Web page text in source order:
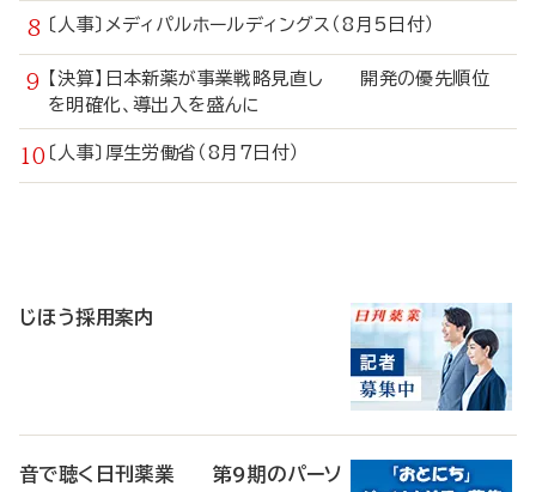
〔人事〕メディパルホールディングス（8月5日付）
【決算】日本新薬が事業戦略見直し 開発の優先順位
を明確化、導出入を盛んに
〔人事〕厚生労働省（8月7日付）
じほう採用案内
音で聴く日刊薬業 第9期のパーソ